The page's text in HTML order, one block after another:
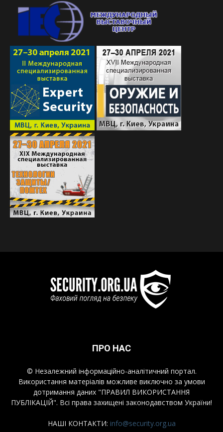
ПРО НАС
© Незалежний інформаційно-аналітичний портал.
Використання матеріалів можливе виключно за умови
дотримання даних "ПРАВИЛ ВИКОРИСТАННЯ
ПУБЛІКАЦІЙ". Всі права захищені законодавством України!
НАШІ КОНТАКТИ: info@security.org.ua